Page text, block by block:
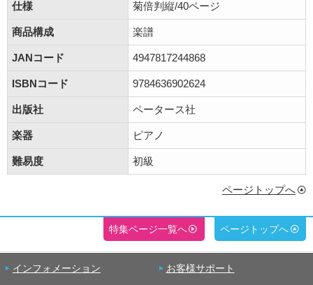
仕様 菊倍判縦/40ページ
商品構成 楽譜
JANコード 4947817244868
ISBNコード 9784636902624
出版社 ペータース社
楽器 ピアノ
難易度 初級
ページトップへ
特集ページ一覧へ ページトップへ
インフォメーション お客様サポート